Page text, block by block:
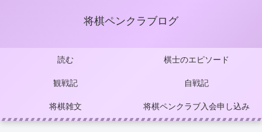
将棋ペンクラブログ
読む 棋士のエピソード
観戦記 自戦記
将棋雑文 将棋ペンクラブ入会申し込み